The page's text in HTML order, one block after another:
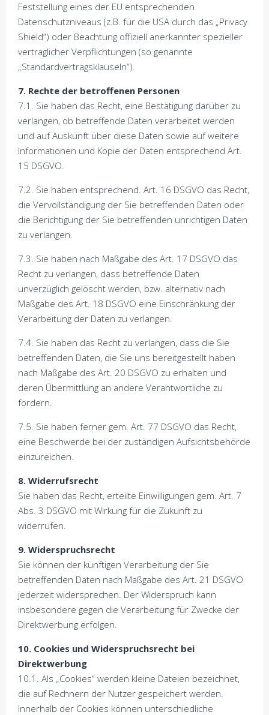
Feststellung eines der EU entsprechenden
Datenschutzniveaus (z.B. für die USA durch das „Privacy
Shield“) oder Beachtung offiziell anerkannter spezieller
vertraglicher Verpflichtungen (so genannte
„Standardvertragsklauseln“).
7. Rechte der betroffenen Personen
7.1. Sie haben das Recht, eine Bestätigung darüber zu
verlangen, ob betreffende Daten verarbeitet werden
und auf Auskunft über diese Daten sowie auf weitere
Informationen und Kopie der Daten entsprechend Art.
15 DSGVO.
7.2. Sie haben entsprechend. Art. 16 DSGVO das Recht,
die Vervollständigung der Sie betreffenden Daten oder
die Berichtigung der Sie betreffenden unrichtigen Daten
zu verlangen.
7.3. Sie haben nach Maßgabe des Art. 17 DSGVO das
Recht zu verlangen, dass betreffende Daten
unverzüglich gelöscht werden, bzw. alternativ nach
Maßgabe des Art. 18 DSGVO eine Einschränkung der
Verarbeitung der Daten zu verlangen.
7.4. Sie haben das Recht zu verlangen, dass die Sie
betreffenden Daten, die Sie uns bereitgestellt haben
nach Maßgabe des Art. 20 DSGVO zu erhalten und
deren Übermittlung an andere Verantwortliche zu
fordern.
7.5. Sie haben ferner gem. Art. 77 DSGVO das Recht,
eine Beschwerde bei der zuständigen Aufsichtsbehörde
einzureichen.
8. Widerrufsrecht
Sie haben das Recht, erteilte Einwilligungen gem. Art. 7
Abs. 3 DSGVO mit Wirkung für die Zukunft zu
widerrufen.
9. Widerspruchsrecht
Sie können der künftigen Verarbeitung der Sie
betreffenden Daten nach Maßgabe des Art. 21 DSGVO
jederzeit widersprechen. Der Widerspruch kann
insbesondere gegen die Verarbeitung für Zwecke der
Direktwerbung erfolgen.
10. Cookies und Widerspruchsrecht bei
Direktwerbung
10.1. Als „Cookies“ werden kleine Dateien bezeichnet,
die auf Rechnern der Nutzer gespeichert werden.
Innerhalb der Cookies können unterschiedliche